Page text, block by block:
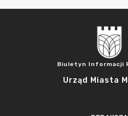
Biuletyn Informacji
Urząd Miasta